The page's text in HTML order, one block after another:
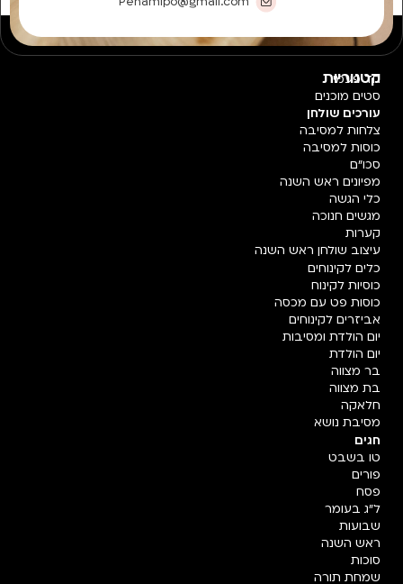
קטגוריות
חד פעמי
סטים מוכנים
עורכים שולחן
צלחות למסיבה
כוסות למסיבה
סכו"ם
מפיונים ראש השנה
כלי הגשה
מגשים חנוכה
קערות
עיצוב שולחן ראש השנה
כלים לקינוחים
כוסיות לקינוח
כוסות פט עם מכסה
אביזרים לקינוחים
יום הולדת ומסיבות
יום הולדת
בר מצווה
בת מצווה
חלאקה
מסיבת נושא
חגים
טו בשבט
פורים
פסח
ל"ג בעומר
שבועות
ראש השנה
סוכות
שמחת תורה